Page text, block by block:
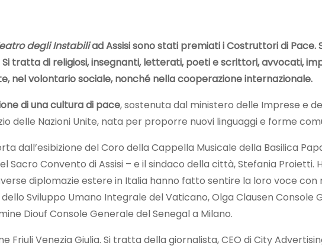
degli Instabiliad Assisi sono stati premiati i Costruttori di Pace.
tratta di religiosi, insegnanti, letterati, poeti e scrittori, avvocati,
nel volontario sociale, nonché nella cooperazione internazionale.
di una cultura di pace, sostenuta dal ministero delle Imprese e
delle Nazioni Unite, nata per proporre nuovi linguaggi e forme
dall’esibizione del Coro della Cappella Musicale della Basilica
Sacro Convento di Assisi – e il sindaco della città, Stefania
diplomazie estere in Italia hanno fatto sentire la loro voce con
Sviluppo Umano Integrale del Vaticano, Olga Clausen Console
Diouf Console Generale del Senegal a Milano.
Venezia Giulia. Si tratta della giornalista, CEO di City